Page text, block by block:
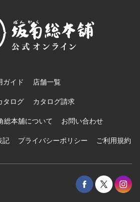
ガイド 店舗一覧
タログ カタログ請求
総本舖について お問い合わせ
記 プライバシーポリシー ご利用規約